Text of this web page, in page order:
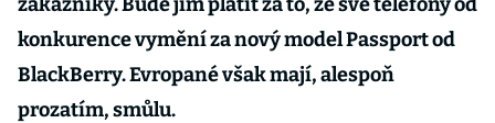
konkurence vymění za nový model Passport od
BlackBerry. Evropané však mají, alespoň
prozatím, smůlu.